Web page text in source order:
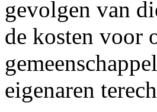
gevolgen van
de kosten voor
eigenaren